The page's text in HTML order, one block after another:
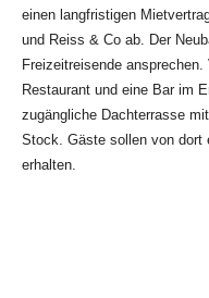
einen langfristigen
und Reiss & Co ab. Der
Freizeitreisende
Restaurant und eine Bar im
zugängliche Dachterrasse
Stock. Gäste sollen von dort
erhalten.